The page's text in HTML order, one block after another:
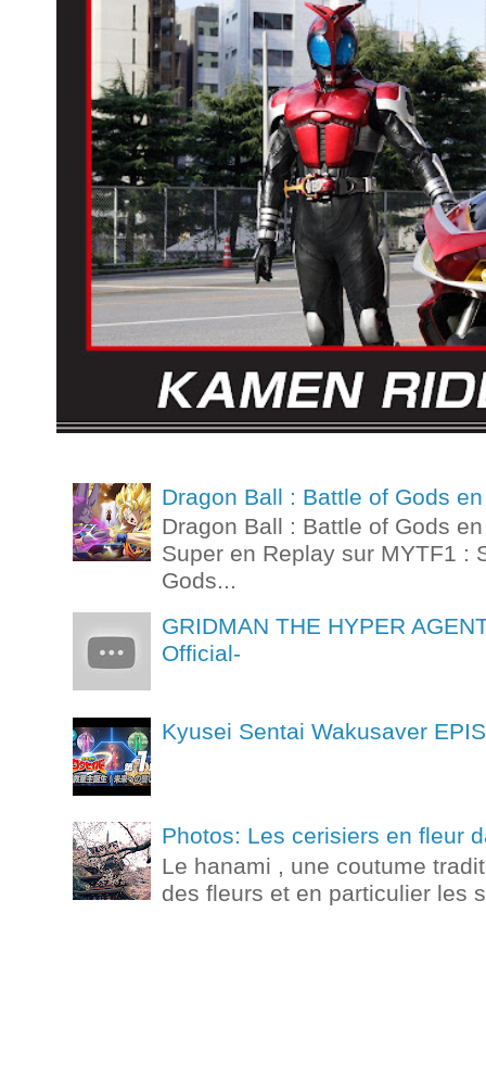
Dragon Ball : Battle of Gods
Dragon Ball : Battle of Gods
Super en Replay sur MYTF1 :
Gods...
GRIDMAN THE HYPER
Official-
Kyusei Sentai Wakusaver
Photos: Les cerisiers en fleur
Le hanami , une coutume
des fleurs et en particulier les